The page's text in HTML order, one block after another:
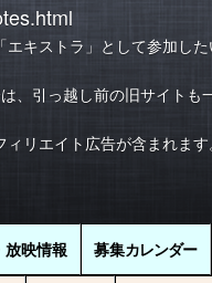
キストラ」として参加し
、引っ越し前の旧サイトも
リエイト広告が含まれま
放映情報 募集カレンダー